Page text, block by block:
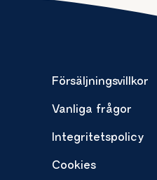
Försäljningsvillkor
Vanliga frågor
Integritetspolicy
Cookies